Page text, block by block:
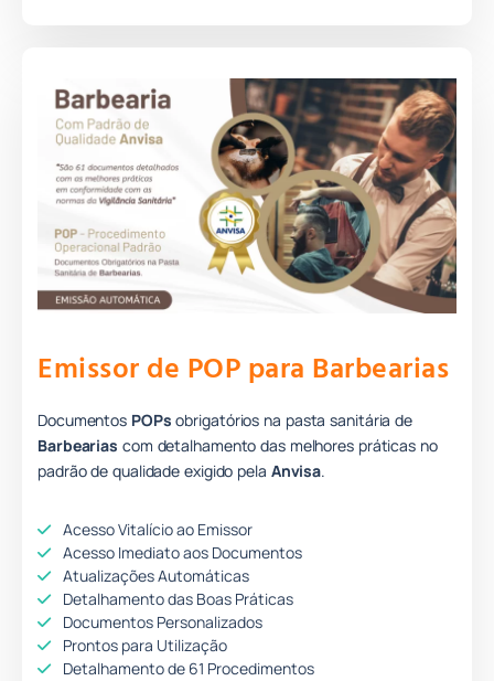
Emissor de POP para Barbearias
Documentos POPs obrigatórios na pasta sanitária de
Barbearias com detalhamento das melhores práticas no
padrão de qualidadeexigido pela Anvisa.
Acesso Vitalício ao Emissor
Acesso Imediato aos Documentos
Atualizações Automáticas
Detalhamento das Boas Práticas
Documentos Personalizados
Prontos para Utilização
Detalhamento de 61 Procedimentos